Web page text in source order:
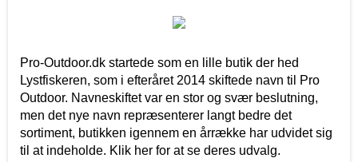
Pro-Outdoor.dk startede som en lille butik der hed
Lystfiskeren, som i efteråret 2014 skiftede navn til Pro
Outdoor. Navneskiftet var en stor og svær beslutning,
men det nye navn repræsenterer langt bedre det
sortiment, butikken igennem en årrække har udvidet sig
til at indeholde. Klik her for at se deres udvalg.